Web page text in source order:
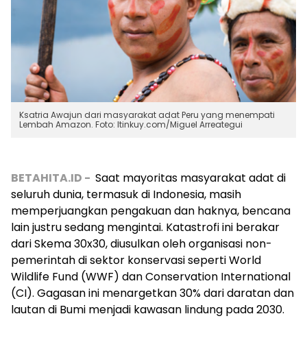
Ksatria Awajun dari masyarakat adat Peru yang menempati
Lembah Amazon. Foto: Itinkuy.com/Miguel Arreategui
BETAHITA.ID - Saat mayoritas masyarakat adat di
seluruh dunia, termasuk di Indonesia, masih
memperjuangkan pengakuan dan haknya, bencana
lain justru sedang mengintai. Katastrofi ini berakar
dari Skema 30x30, diusulkan oleh organisasi non-
pemerintah di sektor konservasi seperti World
Wildlife Fund (WWF) dan Conservation International
(CI). Gagasan ini menargetkan 30% dari daratan dan
lautan di Bumi menjadi kawasan lindung pada 2030.